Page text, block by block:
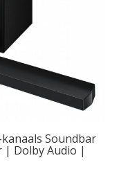
Soundbar
| Dolby Audio |